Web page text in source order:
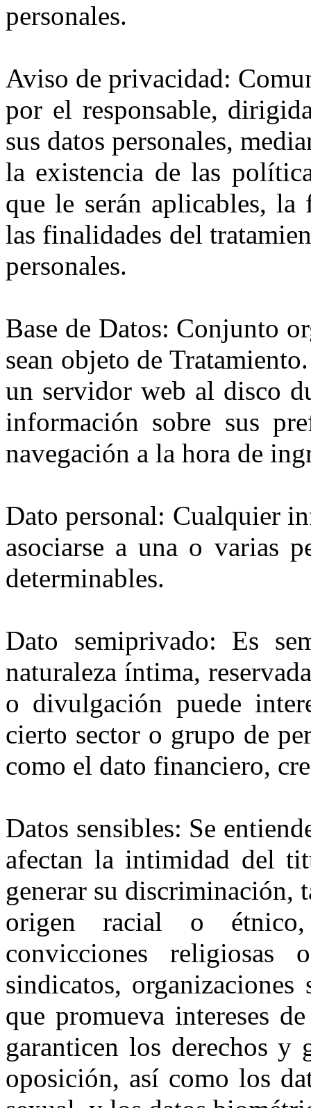
personales.
Aviso de privacidad:
por el responsable,
sus datos personales,
la existencia de las
que le serán aplicables, la
las finalidades del
personales.
Base de Datos: Conjunto
sean objeto de
un servidor web al disco
información sobre sus
navegación a la hora de
Dato personal: Cualquier
asociarse a una o varias
determinables.
Dato semiprivado: Es
naturaleza íntima,
o divulgación puede
cierto sector o grupo de
como el dato financiero,
Datos sensibles: Se
afectan la intimidad del
generar su discriminación,
origen racial o
convicciones religiosas
sindicatos, organizaciones
que promueva intereses
garanticen los derechos y
oposición, así como los